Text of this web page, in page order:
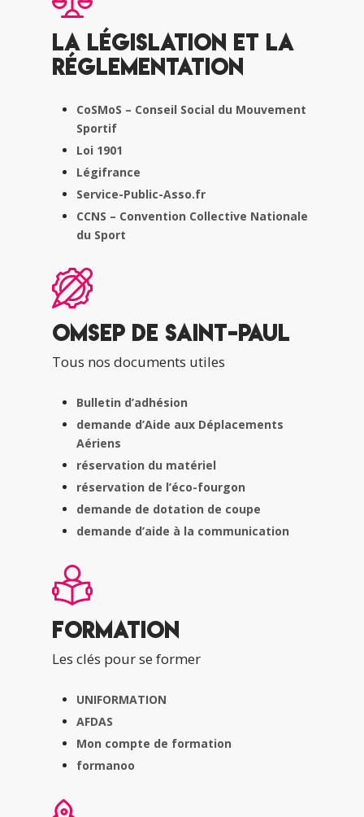
La législation et la
réglementation
CoSMoS – Conseil Social du Mouvement
Sportif
Loi 1901
Légifrance
Service-Public-Asso.fr
CCNS – Convention Collective Nationale
du Sport
OMSEP de Saint-Paul
Tous nos documents utiles
Bulletin d’adhésion
demande d’Aide aux Déplacements
Aériens
réservation du matériel
réservation de l’éco-fourgon
demande de dotation de coupe
demande d’aide à la communication
Formation
Les clés pour se former
UNIFORMATION
AFDAS
Mon compte de formation
formanoo